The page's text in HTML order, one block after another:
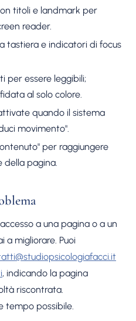
titoli e landmark per
reader.
tastiera e indicatori di focus
per essere leggibili;
al solo colore.
quando il sistema
movimento".
per raggiungere
della pagina.
a una pagina o a un
a migliorare. Puoi
, indicando la pagina
riscontrata.
tempo possibile.